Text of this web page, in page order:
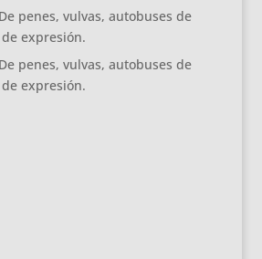
De penes, vulvas, autobuses de
expresión.
De penes, vulvas, autobuses de
expresión.